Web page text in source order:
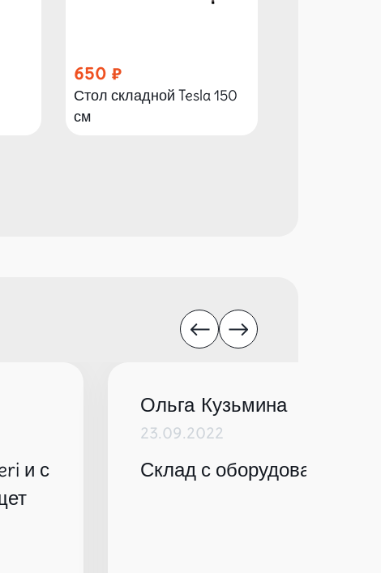
650
Стол складной Tesla 150
см
и с
Ольга Кузьмина
23.09.2022
Склад с оборудованием